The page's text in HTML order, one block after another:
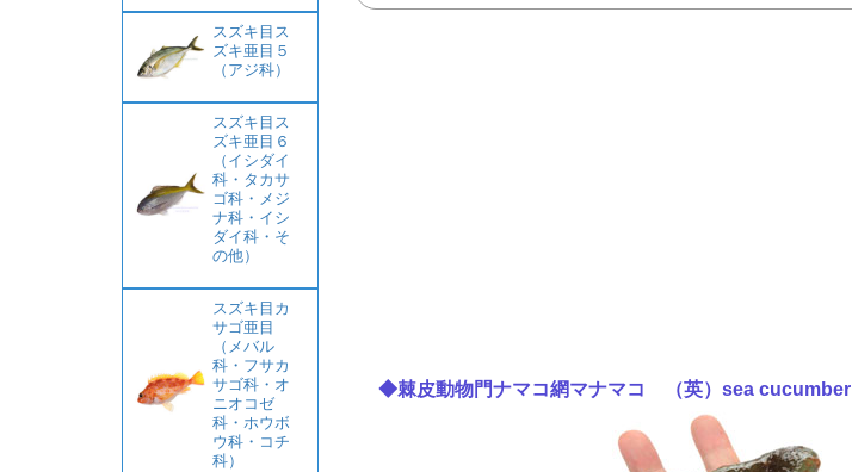
◆棘皮動物門ナマコ網マナマコ （英）sea cucumber
スズキ目ス
ズキ亜目５
（アジ科）
スズキ目ス
ズキ亜目６
（イシダイ
科・タカサ
ゴ科・メジ
ナ科・イシ
ダイ科・そ
の他）
スズキ目カ
サゴ亜目
（メバル
科・フサカ
サゴ科・オ
ニオコゼ
科・ホウボ
ウ科・コチ
科）